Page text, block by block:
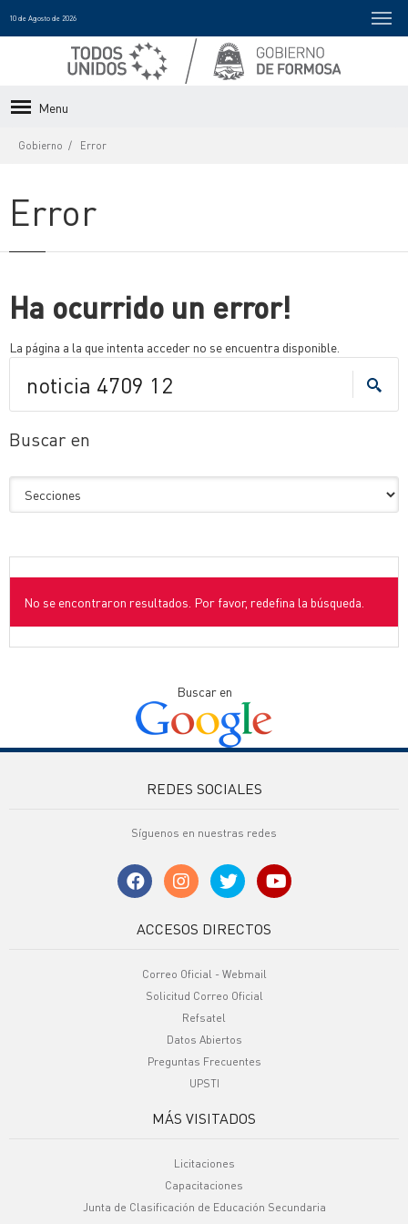
10 de Agosto de 2026
Menu
Gobierno Error
Error
Ha ocurrido un error!
La página a la que intenta acceder no se encuentra disponible.
Buscar en
No se encontraron resultados. Por favor, redefina la búsqueda.
Buscar en
REDES SOCIALES
Síguenos en nuestras redes
ACCESOS DIRECTOS
Correo Oficial - Webmail
Solicitud Correo Oficial
Refsatel
Datos Abiertos
Preguntas Frecuentes
UPSTI
MÁS VISITADOS
Licitaciones
Capacitaciones
Junta de Clasificación de Educación Secundaria